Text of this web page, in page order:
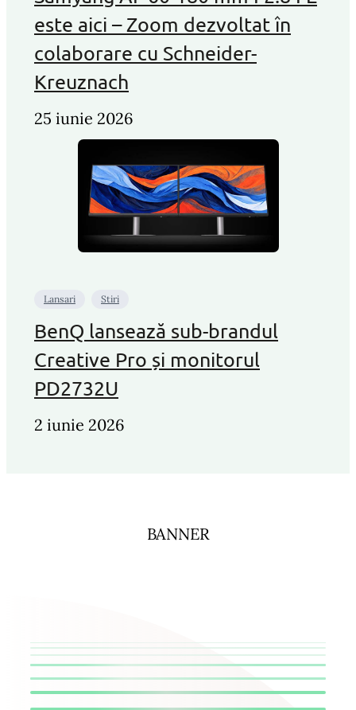
este aici – Zoom dezvoltat în
colaborare cu Schneider-
Kreuznach
25 iunie 2026
Lansari Stiri
BenQ lansează sub-brandul
Creative Pro și monitorul
PD2732U
2 iunie 2026
BANNER